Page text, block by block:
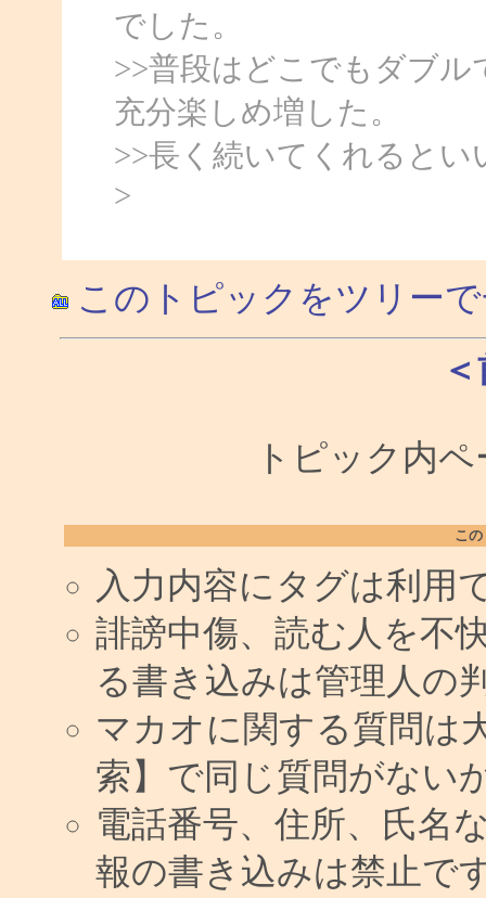
でした。
>>普段はどこでもダブ
充分楽しめ増した。
>>長く続いてくれるとい
>
このトピックをツリー
トピック内
こ
入力内容にタグは利用
誹謗中傷、読む人を不
る書き込みは管理人の
マカオに関する質問は
索】で同じ質問がない
電話番号、住所、氏名
報の書き込みは禁止で